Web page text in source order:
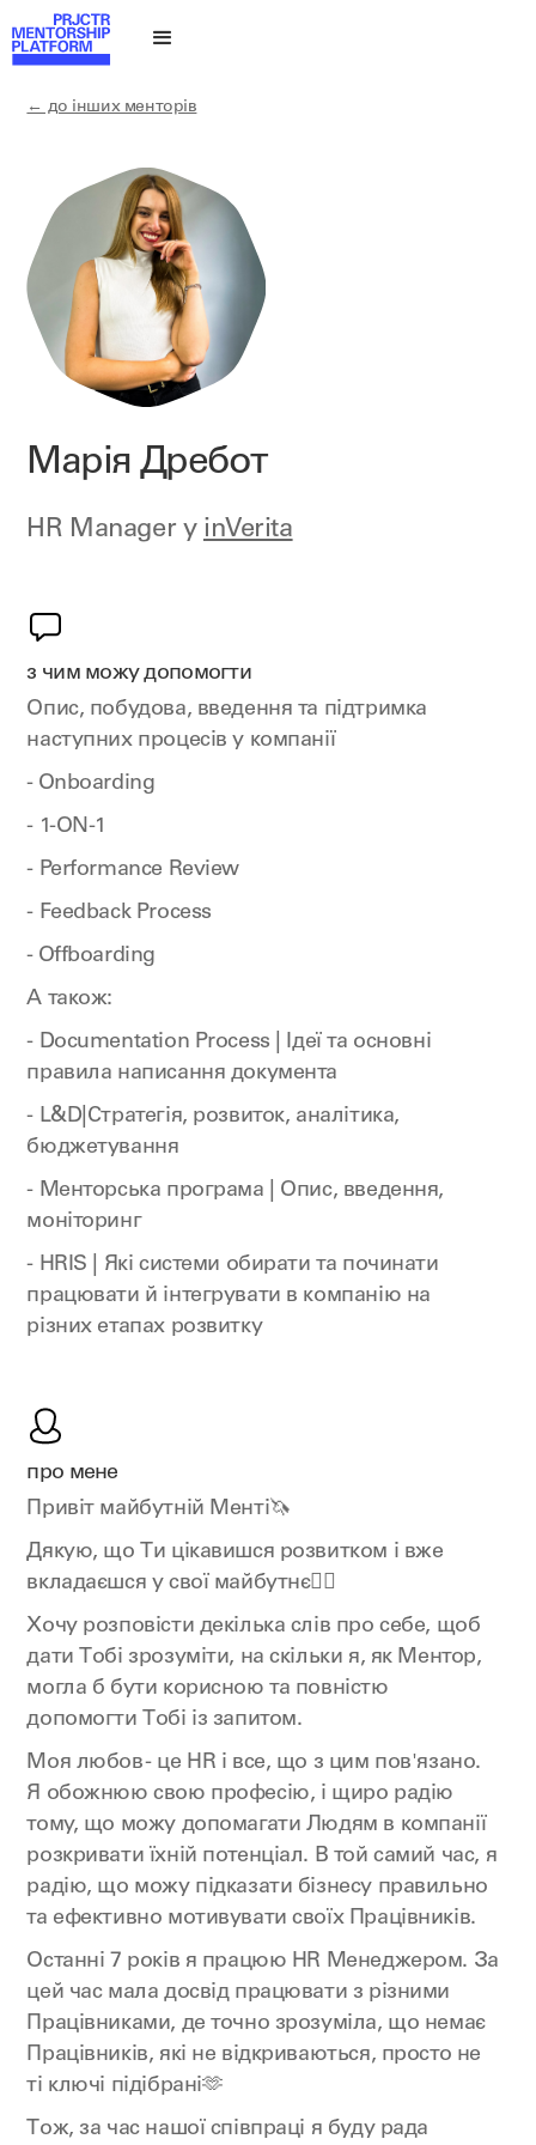
← до інших менторів
Марія Дребот
HR Manager у inVerita
з чим можу допомогти
Опис, побудова, введення та підтримка
наступних процесів у компанії
- Onboarding
- 1-ON-1
- Performance Review
- Feedback Process
- Offboarding
А також:
- Documentation Process | Ідеї та основні
правила написання документа
- L&D|Cтратегія, розвиток, аналітика,
бюджетування
- Менторська програма | Опис, введення,
моніторинг
- HRIS | Які системи обирати та починати
працювати й інтегрувати в компанію на
різних етапах розвитку
про мене
Привіт майбутній Менті🦄
Дякую, що Ти цікавишся розвитком і вже
вкладаєшся у свої майбутнє❤️‍🔥
Хочу розповісти декілька слів про себе, щоб
дати Тобі зрозуміти, на скільки я, як Ментор,
могла б бути корисною та повністю
допомогти Тобі із запитом.
Моя любов - це HR і все, що з цим пов'язано.
Я обожнюю свою професію, і щиро радію
тому, що можу допомагати Людям в компанії
розкривати їхній потенціал. В той самий час, я
радію, що можу підказати бізнесу правильно
та ефективно мотивувати своїх Працівників.
Останні 7 років я працюю HR Менеджером. За
цей час мала досвід працювати з різними
Працівниками, де точно зрозуміла, що немає
Працівників, які не відкриваються, просто не
ті ключі підібрані🫶
Тож, за час нашої співпраці я буду рада